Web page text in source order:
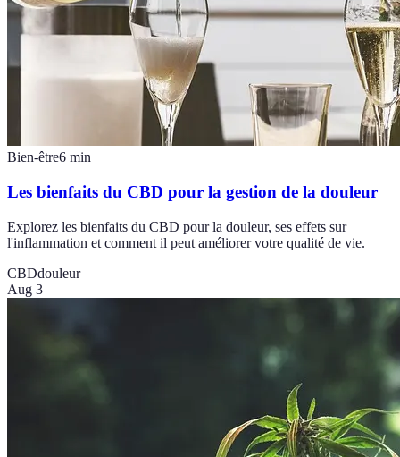
Bien-être6 min
Les bienfaits du CBD pour la gestion de la douleur
Explorez les bienfaits du CBD pour la douleur, ses effets sur
l'inflammation et comment il peut améliorer votre qualité de vie.
CBDdouleur
Aug 3